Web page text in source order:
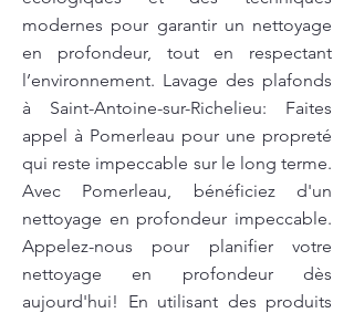
modernes pour garantir un nettoyage
en profondeur, tout en respectant
l’environnement. Lavage des plafonds
à Saint-Antoine-sur-Richelieu: Faites
appel à Pomerleau pour une propreté
qui reste impeccable sur le long terme.
Avec Pomerleau, bénéficiez d'un
nettoyage en profondeur impeccable.
Appelez-nous pour planifier votre
nettoyage en profondeur dès
aujourd'hui! En utilisant des produits